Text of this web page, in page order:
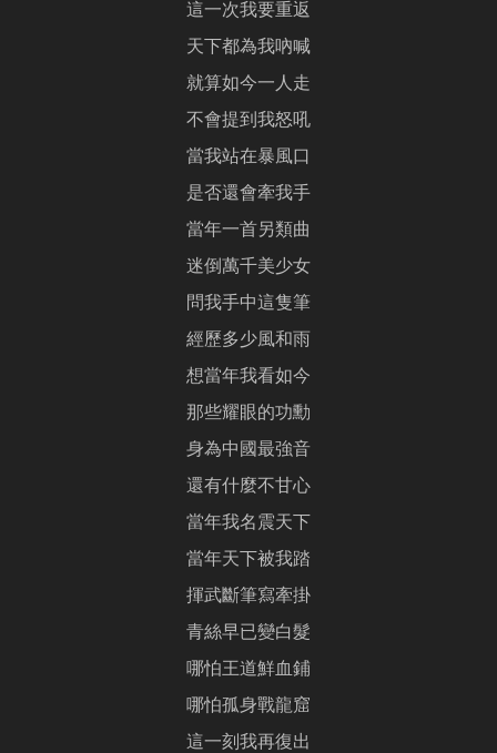
這一次我要重返
天下都為我吶喊
就算如今一人走
不會提到我怒吼
當我站在暴風口
是否還會牽我手
當年一首另類曲
迷倒萬千美少女
問我手中這隻筆
經歷多少風和雨
想當年我看如今
那些耀眼的功勳
身為中國最強音
還有什麼不甘心
當年我名震天下
當年天下被我踏
揮武斷筆寫牽掛
青絲早已變白髮
哪怕王道鮮血鋪
哪怕孤身戰龍窟
這一刻我再復出